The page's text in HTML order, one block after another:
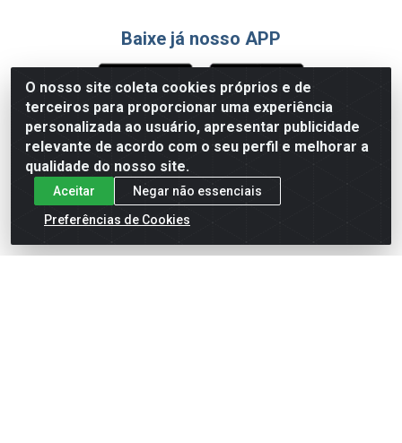
O nosso site coleta cookies próprios e de
terceiros para proporcionar uma experiência
personalizada ao usuário, apresentar publicidade
relevante de acordo com o seu perfil e melhorar a
qualidade do nosso site.
Aceitar
Negar não essenciais
Preferências de Cookies
Baixe já nosso APP
Formas de Pagamento